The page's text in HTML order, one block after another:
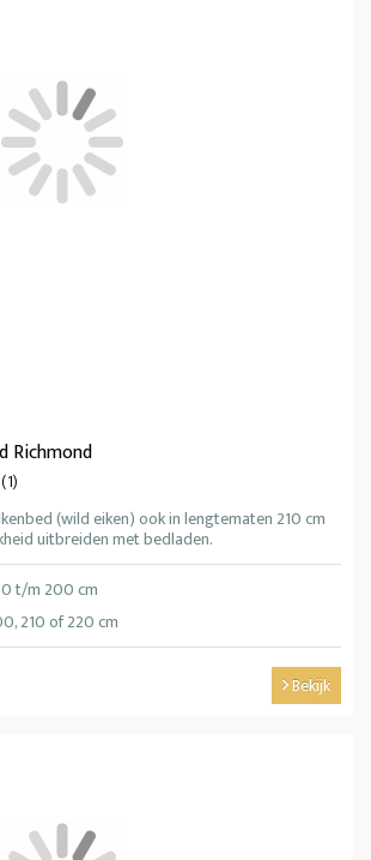
Richmond
(1)
(wild eiken) ook in lengtematen 210 cm
uitbreiden met bedladen.
t/m 200 cm
210 of 220 cm
Bekijk